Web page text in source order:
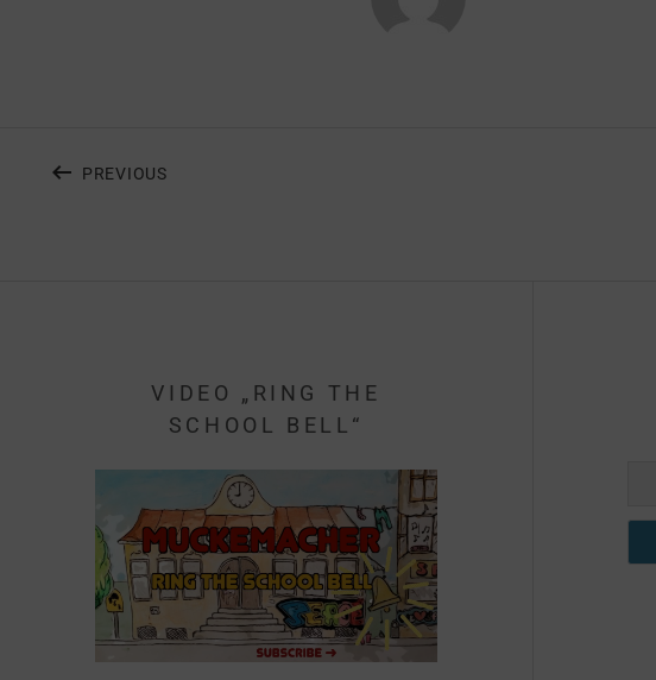
PREVIOUS
VIDEO „RING THE
SCHOOL BELL“